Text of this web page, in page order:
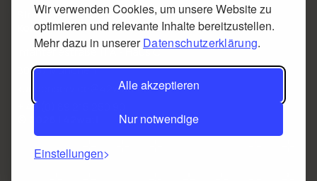
Wir verwenden Cookies, um unsere Website zu
optimieren und relevante Inhalte bereitzustellen.
Mehr dazu in unsererDatenschutzerklärung.
Alle akzeptieren
Nur notwendige
Einstellungen
Stromvertrag kündigen
Kontakt
Infanteriestraße 11 A - Haus C
80797 München
kundenservice@42watt.de
+ 49 (0)